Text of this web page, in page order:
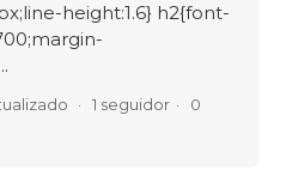
height:1.6} h2{font-
1 seguidor
0